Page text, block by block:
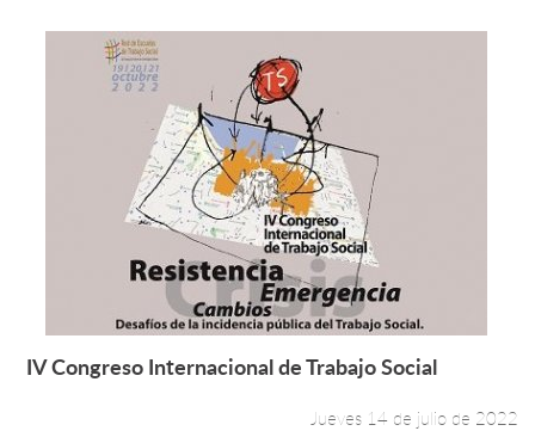
Leer más +
IV Congreso Internacional de Trabajo Social
Jueves 14 de julio de 2022